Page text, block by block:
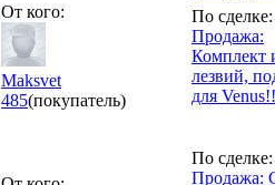
От кого:
Maksvet
485(покупатель)
По сделке:
Продажа:
Комплект
лезвий,
для
По сделке:
Продажа: